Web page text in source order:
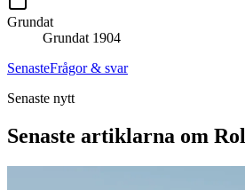
Grundat
Grundat 1904
SenasteFrågor & svar
Senaste nytt
Senaste artiklarna om